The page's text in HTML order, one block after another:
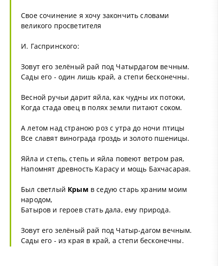
Свое сочинение я хочу закончить словами
великого просветителя
И. Гаспринского:
Зовут его зелёный рай под Чатырдагом вечным.
Сады его - один лишь край, а степи бесконечны.
Весной ручьи дарит яйла, как чудны их потоки,
Когда стада овец в полях земли питают соком.
А летом над страною роз с утра до ночи птицы
Все славят винограда гроздь и золото пшеницы.
Яйла и степь, степь и яйла повеют ветром рая,
Напомнят древность Карасу и мощь Бахчасарая.
Был светлый Крым в седую старь храним моим
народом,
Батыров и героев стать дала, ему природа.
Зовут его зелёный рай под Чатыр-дагом вечным.
Сады его - из края в край, а степи бесконечны.